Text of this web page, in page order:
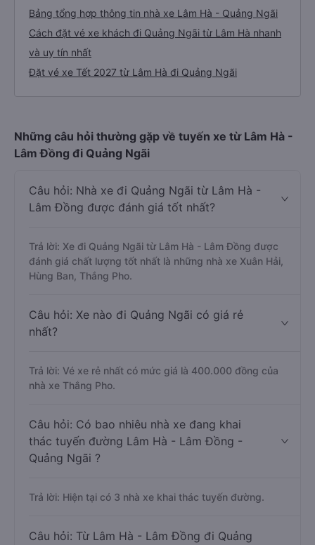
Bảng tổng hợp thông tin nhà xe Lâm Hà - Quảng Ngãi
Cách đặt vé xe khách đi Quảng Ngãi từ Lâm Hà nhanh
và uy tín nhất
Đặt vé xe Tết 2027 từ Lâm Hà đi Quảng Ngãi
Những câu hỏi thường gặp về tuyến xe từ Lâm Hà -
Lâm Đồng đi Quảng Ngãi
Câu hỏi: Nhà xe đi Quảng Ngãi từ Lâm Hà -
Lâm Đồng được đánh giá tốt nhất?
Trả lời: Xe đi Quảng Ngãi từ Lâm Hà - Lâm Đồng được
đánh giá chất lượng tốt nhất là những nhà xe Xuân Hải,
Hùng Ban, Thắng Pho.
Câu hỏi: Xe nào đi Quảng Ngãi có giá rẻ
nhất?
Trả lời: Vé xe rẻ nhất có mức giá là 400.000 đồng của
nhà xe Thắng Pho.
Câu hỏi: Có bao nhiêu nhà xe đang khai
thác tuyến đường Lâm Hà - Lâm Đồng -
Quảng Ngãi ?
Trả lời: Hiện tại có 3 nhà xe khai thác tuyến đường.
Câu hỏi: Từ Lâm Hà - Lâm Đồng đi Quảng